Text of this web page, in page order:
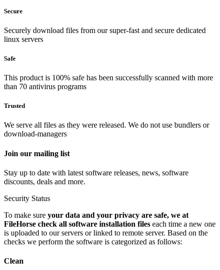
Secure
Securely download files from our super-fast and secure dedicated
linux servers
Safe
This product is 100% safe has been successfully scanned with more
than 70 antivirus programs
Trusted
We serve all files as they were released. We do not use bundlers or
download-managers
Join our mailing list
Stay up to date with latest software releases, news, software
discounts, deals and more.
Security Status
To make sure your data and your privacy are safe, we at
FileHorse check all software installation files each time a new one
is uploaded to our servers or linked to remote server. Based on the
checks we perform the software is categorized as follows:
Clean